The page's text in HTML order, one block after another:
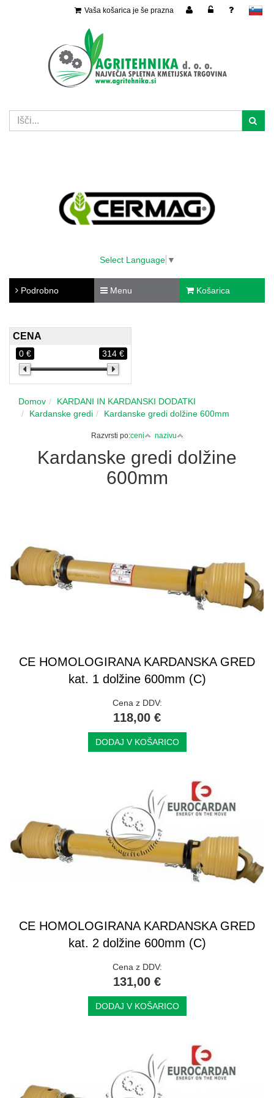
slovensko
Vaša košarica je še prazna
Select Language ▼
Podrobno Menu Košarica
CENA
0 € 314 €
Domov
KARDANI IN KARDANSKI DODATKI
Kardanske gredi
Kardanske gredi dolžine 600mm
Razvrsti po:ceni nazivu
Kardanske gredi dolžine
600mm
CE HOMOLOGIRANA KARDANSKA GRED
kat. 1 dolžine 600mm (C)
Cena z DDV:
118,00 €
DODAJ V KOŠARICO
CE HOMOLOGIRANA KARDANSKA GRED
kat. 2 dolžine 600mm (C)
Cena z DDV:
131,00 €
DODAJ V KOŠARICO